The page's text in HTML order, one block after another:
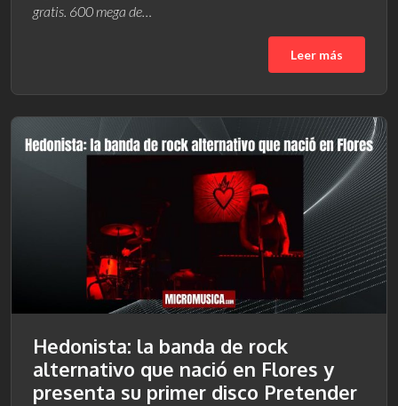
gratis. 600 mega de…
Leer más
Hedonista: la banda de rock
alternativo que nació en Flores y
presenta su primer disco Pretender